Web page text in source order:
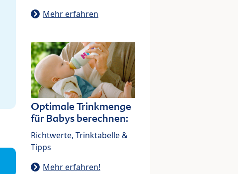
Mehr erfahren
Optimale Trinkmenge
für Babys berechnen:
Richtwerte, Trinktabelle &
Tipps
Mehr erfahren!